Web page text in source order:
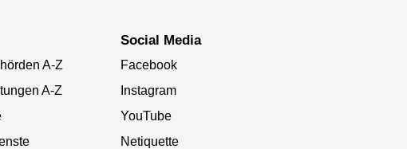
A-Z
A-Z
Social Media
Facebook
Instagram
YouTube
Netiquette